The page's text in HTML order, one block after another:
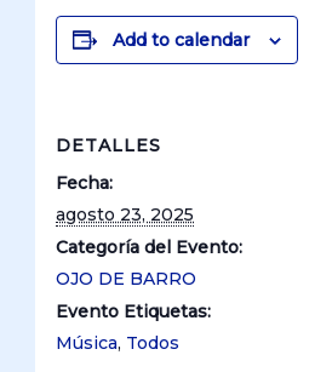
Add to calendar
DETALLES
Fecha:
agosto 23, 2025
Categoría del Evento:
OJO DE BARRO
Evento Etiquetas:
Música, Todos